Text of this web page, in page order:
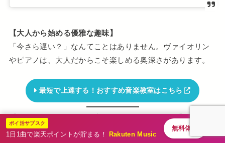
ポイ活サブスク
1日1曲で楽天ポイントが貯まる！ Rakuten Music
無料体験
【大人から始める優雅な趣味】
「今さら遅い？」なんてことはありません。ヴァイオリン
やピアノは、大人だからこそ楽しめる奥深さがあります。
最短で上達する！おすすめ音楽教室はこちら
【クローゼットに眠る「宝」を整理しませんか？】